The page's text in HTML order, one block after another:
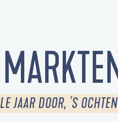
JAAR DOOR, 'S